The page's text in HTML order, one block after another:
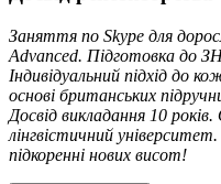
Заняття по Skype для
Advanced. Підготовка до
Індивідуальний підхід до
основі британських
Досвід викладання 10
лінгвістичний
підкоренні нових висот!